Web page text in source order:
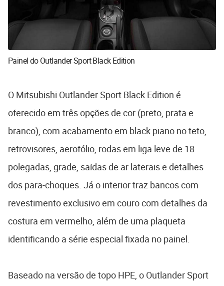
Painel do Outlander Sport Black Edition
O Mitsubishi Outlander Sport Black Edition é
oferecido em três opções de cor (preto, prata e
branco), com acabamento em black piano no teto,
retrovisores, aerofólio, rodas em liga leve de 18
polegadas, grade, saídas de ar laterais e detalhes
dos para-choques. Já o interior traz bancos com
revestimento exclusivo em couro com detalhes da
costura em vermelho, além de uma plaqueta
identificando a série especial fixada no painel.
Baseado na versão de topo HPE, o Outlander Sport